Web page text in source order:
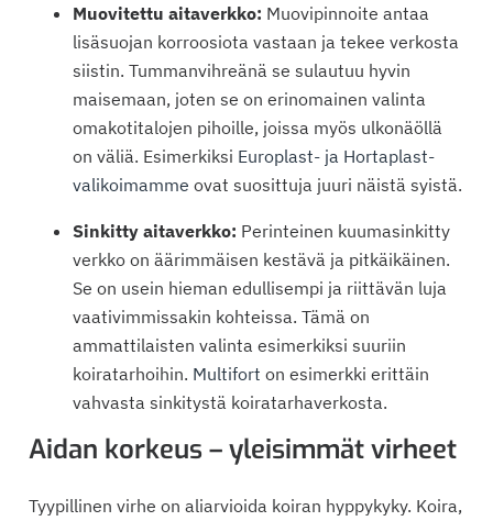
Muovitettu aitaverkko: Muovipinnoite antaa
lisäsuojan korroosiota vastaan ja tekee verkosta
siistin. Tummanvihreänä se sulautuu hyvin
maisemaan, joten se on erinomainen valinta
omakotitalojen pihoille, joissa myös ulkonäöllä
on väliä. Esimerkiksi Europlast- ja Hortaplast-
valikoimamme ovat suosittuja juuri näistä syistä.
Sinkitty aitaverkko: Perinteinen kuumasinkitty
verkko on äärimmäisen kestävä ja pitkäikäinen.
Se on usein hieman edullisempi ja riittävän luja
vaativimmissakin kohteissa. Tämä on
ammattilaisten valinta esimerkiksi suuriin
koiratarhoihin. Multifort on esimerkki erittäin
vahvasta sinkitystä koiratarhaverkosta.
Aidan korkeus – yleisimmät virheet
Tyypillinen virhe on aliarvioida koiran hyppykyky. Koira,